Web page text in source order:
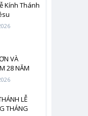
Kính Thánh
VÀ
28 NĂM
VINH
LỄ
THÁNG